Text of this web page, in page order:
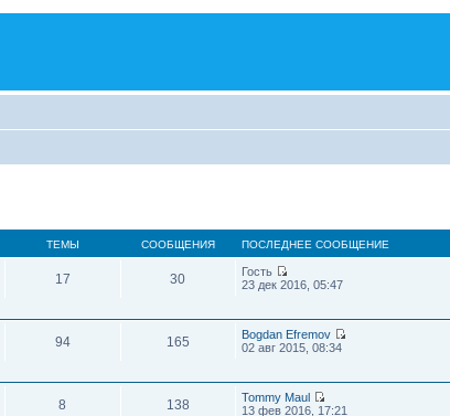
ТЕМЫ СООБЩЕНИЯ ПОСЛЕДНЕЕ СООБЩЕНИЕ
17 30
Гость
23 дек 2016, 05:47
94 165
Bogdan Efremov
02 авг 2015, 08:34
8 138
Tommy Maul
13 фев 2016, 17:21